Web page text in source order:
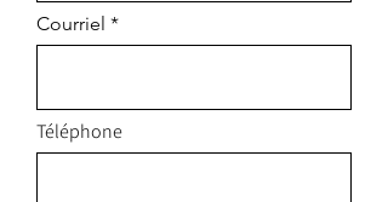
Courriel
Téléphone